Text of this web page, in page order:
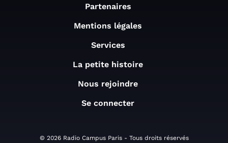
Partenaires
Mentions légales
Services
La petite histoire
Nous rejoindre
Se connecter
© 2026 Radio Campus Paris - Tous droits réservés